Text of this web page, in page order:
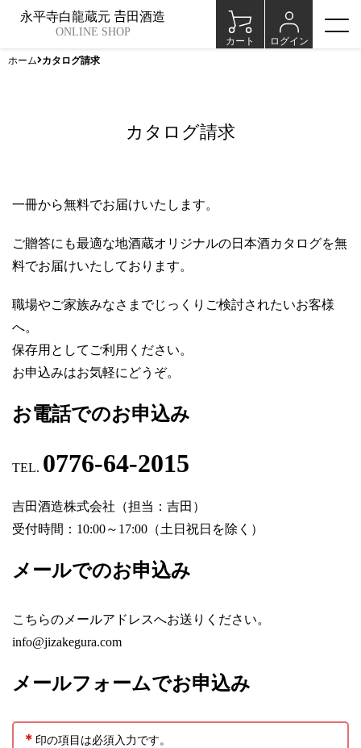
永平寺白龍蔵元 𠮷田酒造
ONLINE SHOP
カート
ログイン
ホーム カタログ請求
カタログ請求
一冊から無料でお届けいたします。
ご贈答にも最適な地酒蔵オリジナルの日本酒カタログを無
料でお届けいたしております。
職場やご家族みなさまでじっくりご検討されたいお客様
へ。
保存用としてご利用ください。
お申込みはお気軽にどうぞ。
お電話でのお申込み
TEL. 0776-64-2015
吉田酒造株式会社（担当：吉田）
受付時間：10:00～17:00（土日祝日を除く）
メールでのお申込み
こちらのメールアドレスへお送りください。
info@jizakegura.com
メールフォームでお申込み
＊ 印の項目は必須入力です。